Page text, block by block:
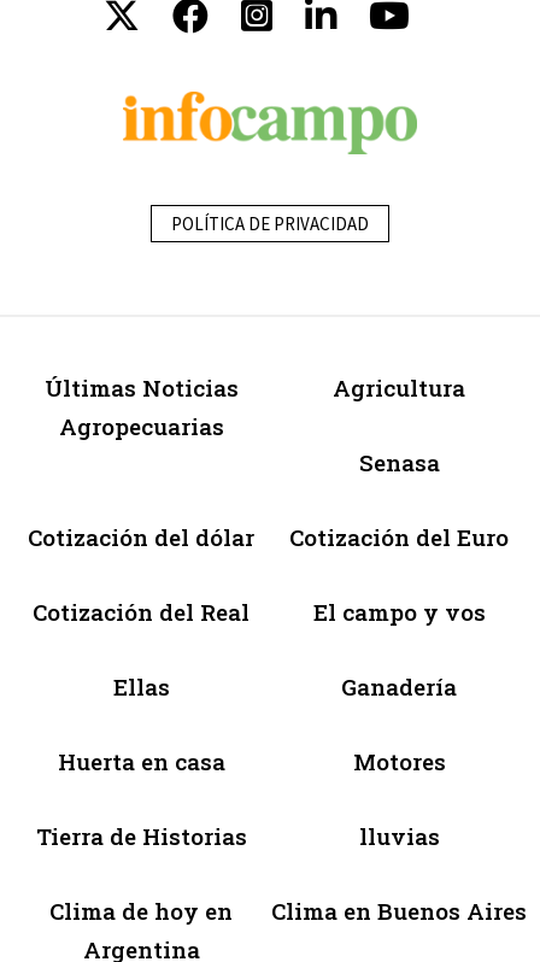
POLÍTICA DE PRIVACIDAD
Últimas Noticias
Agropecuarias
Agricultura
Senasa
Cotización del dólar Cotización del Euro
Cotización del Real El campo y vos
Ellas Ganadería
Huerta en casa Motores
Tierra de Historias lluvias
Clima de hoy en
Argentina
Clima en Buenos Aires